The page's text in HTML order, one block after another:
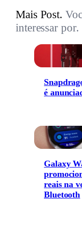
Mais Post.
interessar por.
é
Galaxy
reais na
Bluetooth